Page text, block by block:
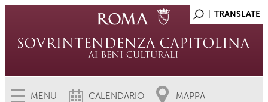
MENU CALENDARIO MAPPA